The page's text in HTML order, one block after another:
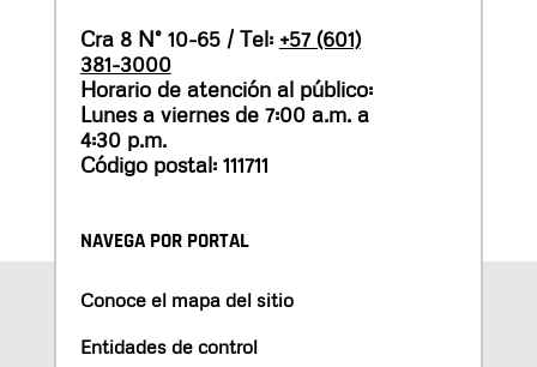
Cra 8 N° 10-65 / Tel: +57 (601)
381-3000
Horario de atención al público:
Lunes a viernes de 7:00 a.m. a
4:30 p.m.
Código postal: 111711
NAVEGA POR PORTAL
Conoce el mapa del sitio
Entidades de control